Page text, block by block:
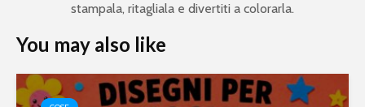
stampala, ritagliala e divertiti a colorarla.
You may also like